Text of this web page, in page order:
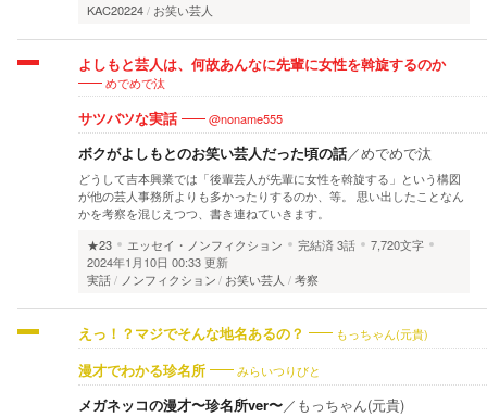
KAC20224
お笑い芸人
よしもと芸人は、何故あんなに先輩に女性を斡旋するのか
めでめで汰
サツバツな実話 @noname555
ボクがよしもとのお笑い芸人だった頃の話／めでめで汰
どうして吉本興業では「後輩芸人が先輩に女性を斡旋する」という構図
が他の芸人事務所よりも多かったりするのか、等。 思い出したことなん
かを考察を混じえつつ、書き連ねていきます。
★23
エッセイ・ノンフィクション 完結済3話
7,720文字
2024年1月10日 00:33 更新
実話
ノンフィクション お笑い芸人 考察
えっ！？マジでそんな地名あるの？ もっちゃん(元貴)
漫才でわかる珍名所 みらいつりびと
メガネッコの漫才〜珍名所ver〜／ もっちゃん(元貴)